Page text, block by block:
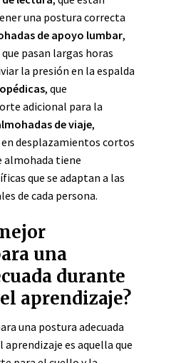
una postura correcta
de apoyo lumbar,
pasan largas horas
la presión en la espalda
, que
adicional para la
de viaje,
desplazamientos cortos
almohada tiene
que se adaptan a las
de cada persona.
una
durante
aprendizaje?
una postura adecuada
es aquella que